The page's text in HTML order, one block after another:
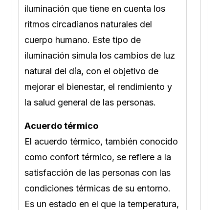
iluminación que tiene en cuenta los
ritmos circadianos naturales del
cuerpo humano. Este tipo de
iluminación simula los cambios de luz
natural del día, con el objetivo de
mejorar el bienestar, el rendimiento y
la salud general de las personas.
Acuerdo térmico
El acuerdo térmico, también conocido
como confort térmico, se refiere a la
satisfacción de las personas con las
condiciones térmicas de su entorno.
Es un estado en el que la temperatura,